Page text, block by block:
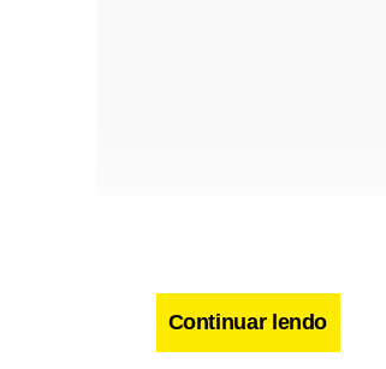
Continuar lendo